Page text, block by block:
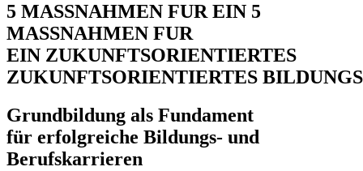
5 MASSNAHMEN FUR EIN 5
MASSNAHMEN FUR
EIN ZUKUNFTSORIENTIERTES
ZUKUNFTSORIENTIERTES
Grundbildung als Fundament
für erfolgreiche Bildungs- und
Berufskarrieren